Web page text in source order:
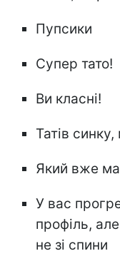
Пупсики
Супер тато!
Ви класні!
Татів
Який вже
У вас
профіль,
не зі спини